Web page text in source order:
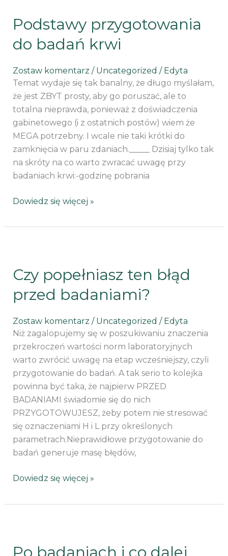
Podstawy przygotowania
do badań krwi
Zostaw komentarz / Uncategorized / Edyta
Temat wydaje się tak banalny, że długo myślałam,
że jest ZBYT prosty, aby go poruszać, ale to
totalna nieprawda, ponieważ z doświadczenia
gabinetowego (i z ostatnich postów) wiem że
MEGA potrzebny. I wcale nie taki krótki do
zamknięcia w paru zdaniach._____ Dzisiaj tylko tak
na skróty na co warto zwracać uwagę przy
badaniach krwi:-godzinę pobrania
do
krwi
Dowiedz się więcej »
Czy popełniasz ten błąd
przed badaniami?
Zostaw komentarz / Uncategorized / Edyta
Niż zagalopujemy się w poszukiwaniu znaczenia
przekroczeń wartości norm laboratoryjnych
warto zwrócić uwagę na etap wcześniejszy, czyli
przygotowanie do badań. A tak serio to kolejka
powinna być taka, że najpierw PRZED
BADANIAMI świadomie się do nich
PRZYGOTOWUJESZ, żeby potem nie stresować
się oznaczeniami H i L przy określonych
parametrach.Nieprawidłowe przygotowanie do
badań generuje masę błędów,
ten
przed
Dowiedz się więcej »